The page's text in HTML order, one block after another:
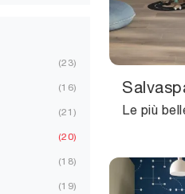
23
16
21
20
18
19